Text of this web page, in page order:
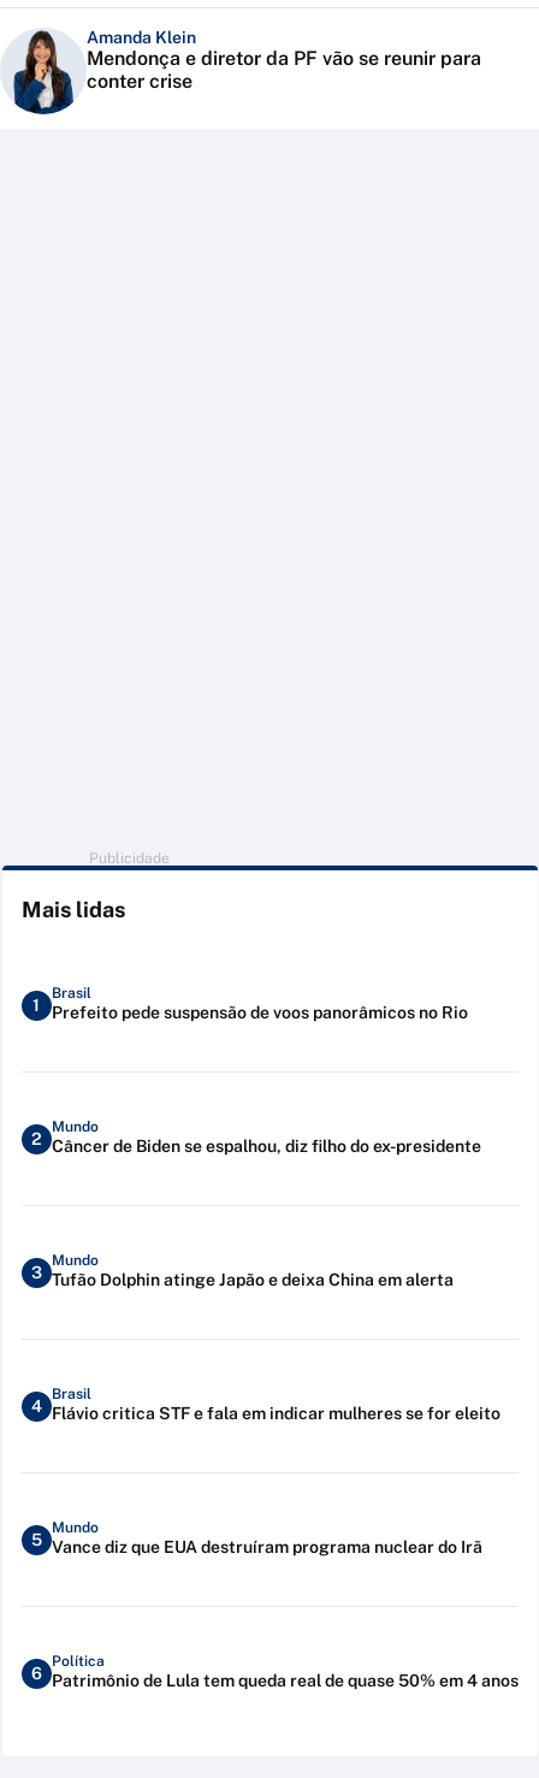
Amanda Klein
Mendonça e diretor da PF vão se reunir para
conter crise
Publicidade
Mais lidas
1
Brasil
Prefeito pede suspensão de voos panorâmicos no Rio
2
Mundo
Câncer de Biden se espalhou, diz filho do ex-presidente
3
Mundo
Tufão Dolphin atinge Japão e deixa China em alerta
4
Brasil
Flávio critica STF e fala em indicar mulheres se for eleito
5
Mundo
Vance diz que EUA destruíram programa nuclear do Irã
6
Política
Patrimônio de Lula tem queda real de quase 50% em 4 anos